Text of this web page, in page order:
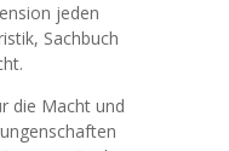
jeden
Sachbuch
die Macht und